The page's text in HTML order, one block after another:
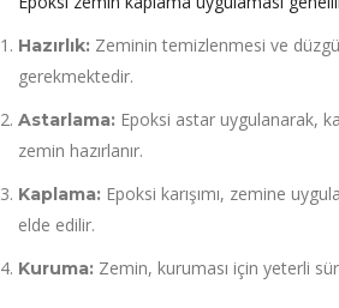
Hazırlık: Zeminin temizlenmesi ve
gerekmektedir.
Astarlama: Epoksi astar uygulanarak,
zemin hazırlanır.
Kaplama: Epoksi karışımı, zemine
elde edilir.
Kuruma: Zemin, kuruması için yeterli